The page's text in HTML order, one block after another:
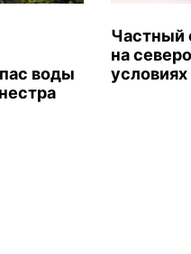
воды
Частный
на